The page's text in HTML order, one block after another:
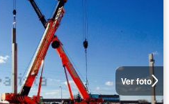
Ver foto